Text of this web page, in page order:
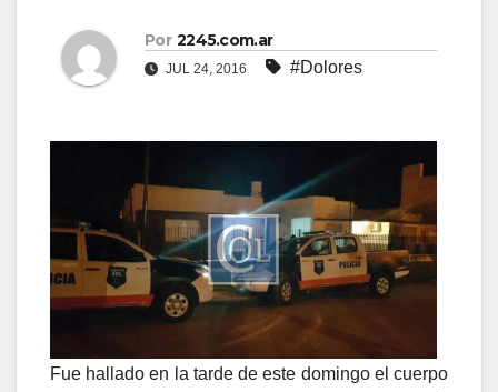
Por 2245.com.ar
JUL 24, 2016 #Dolores
Fue hallado en la tarde de este domingo el cuerpo